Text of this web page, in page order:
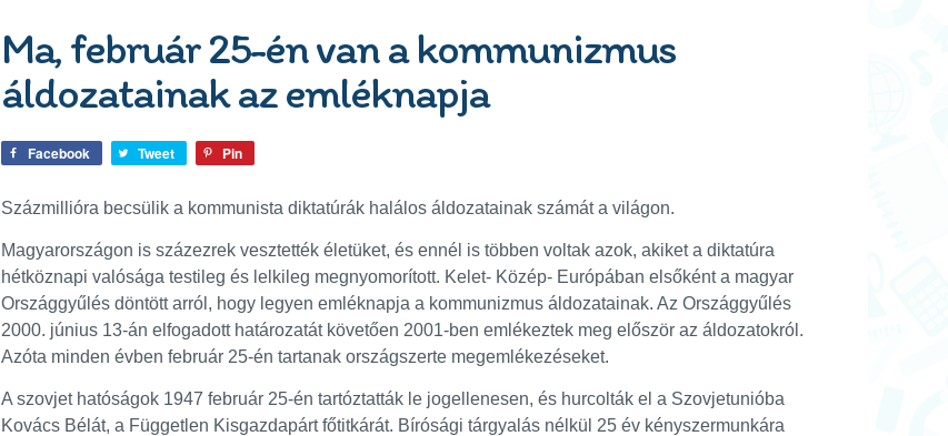
Ma, február 25-én van a kommunizmus
áldozatainak az emléknapja
Facebook Tweet Pin
Százmillióra becsülik a kommunista diktatúrák halálos áldozatainak számát a világon.
Magyarországon is százezrek vesztették életüket, és ennél is többen voltak azok, akiket a diktatúra
hétköznapi valósága testileg és lelkileg megnyomorított. Kelet- Közép- Európában elsőként a magyar
Országgyűlés döntött arról, hogy legyen emléknapja a kommunizmus áldozatainak. Az Országgyűlés
2000. június 13-án elfogadott határozatát követően 2001-ben emlékeztek meg először az áldozatokról.
Azóta minden évben február 25-én tartanak országszerte megemlékezéseket.
A szovjet hatóságok 1947 február 25-én tartóztatták le jogellenesen, és hurcolták el a Szovjetunióba
Kovács Bélát, a Független Kisgazdapárt főtitkárát. Bírósági tárgyalás nélkül 25 év kényszermunkára